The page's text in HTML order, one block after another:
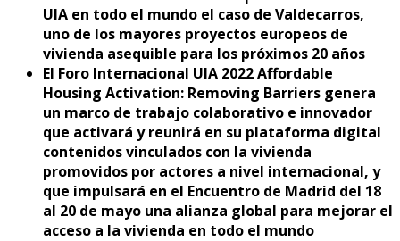
UIA en todo el mundo el caso de Valdecarros,
uno de los mayores proyectos europeos de
vivienda asequible para los próximos 20 años
El Foro Internacional UIA 2022 Affordable
Housing Activation: Removing Barriers genera
un marco de trabajo colaborativo e innovador
que activará y reunirá en su plataforma digital
contenidos vinculados con la vivienda
promovidos por actores a nivel internacional, y
que impulsará en el Encuentro de Madrid del 18
al 20 de mayo una alianza global para mejorar el
acceso a la vivienda en todo el mundo